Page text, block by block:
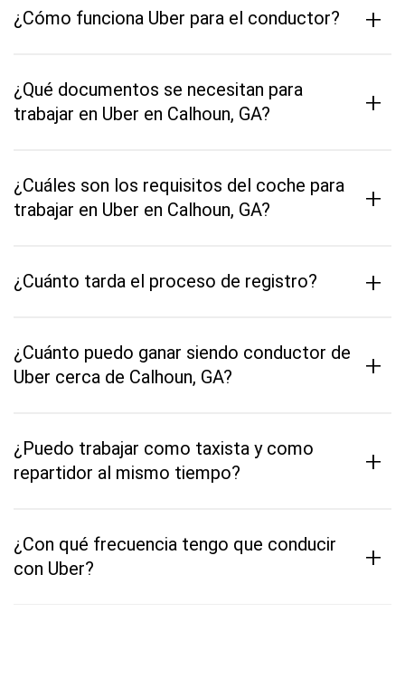
¿Cómo funciona Uber para el conductor? +
¿Qué documentos se necesitan para
trabajar en Uber en Calhoun, GA?
+
¿Cuáles son los requisitos del coche para
trabajar en Uber en Calhoun, GA?
+
¿Cuánto tarda el proceso de registro? +
¿Cuánto puedo ganar siendo conductor de
Uber cerca de Calhoun, GA?
+
¿Puedo trabajar como taxista y como
repartidor al mismo tiempo?
+
¿Con qué frecuencia tengo que conducir
con Uber?
+